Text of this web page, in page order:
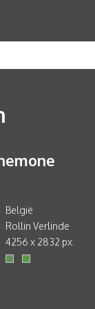
België
Rollin Verlinde
4256 x 2832 px.